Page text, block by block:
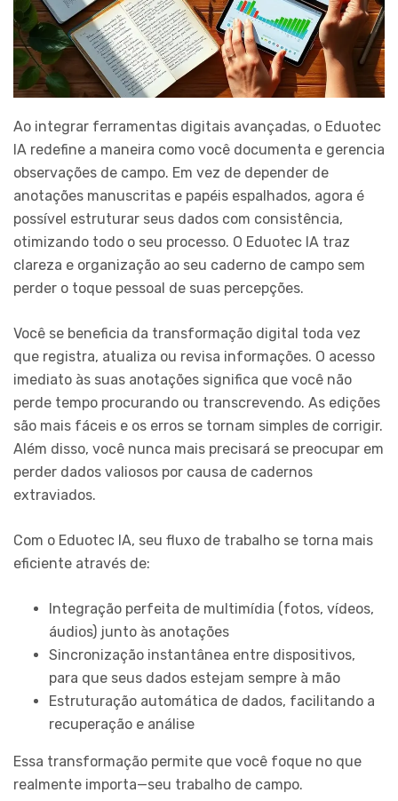
Ao integrar ferramentas digitais avançadas, o Eduotec
IA redefine a maneira como você documenta e gerencia
observações de campo. Em vez de depender de
anotações manuscritas e papéis espalhados, agora é
possível estruturar seus dados com consistência,
otimizando todo o seu processo. O Eduotec IA traz
clareza e organização ao seu caderno de campo sem
perder o toque pessoal de suas percepções.
Você se beneficia da transformação digital toda vez
que registra, atualiza ou revisa informações. O acesso
imediato às suas anotações significa que você não
perde tempo procurando ou transcrevendo. As edições
são mais fáceis e os erros se tornam simples de corrigir.
Além disso, você nunca mais precisará se preocupar em
perder dados valiosos por causa de cadernos
extraviados.
Com o Eduotec IA, seu fluxo de trabalho se torna mais
eficiente através de:
Integração perfeita de multimídia (fotos, vídeos,
áudios) junto às anotações
Sincronização instantânea entre dispositivos,
para que seus dados estejam sempre à mão
Estruturação automática de dados, facilitando a
recuperação e análise
Essa transformação permite que você foque no que
realmente importa—seu trabalho de campo.